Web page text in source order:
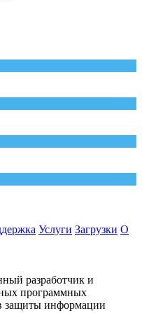
Услуги Загрузки О
разработчик и
программных
защиты информации